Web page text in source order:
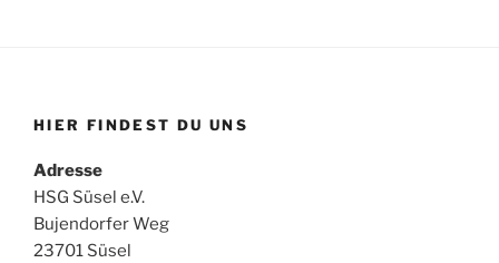
HIER FINDEST DU UNS
Adresse
HSG Süsel e.V.
Bujendorfer Weg
23701 Süsel